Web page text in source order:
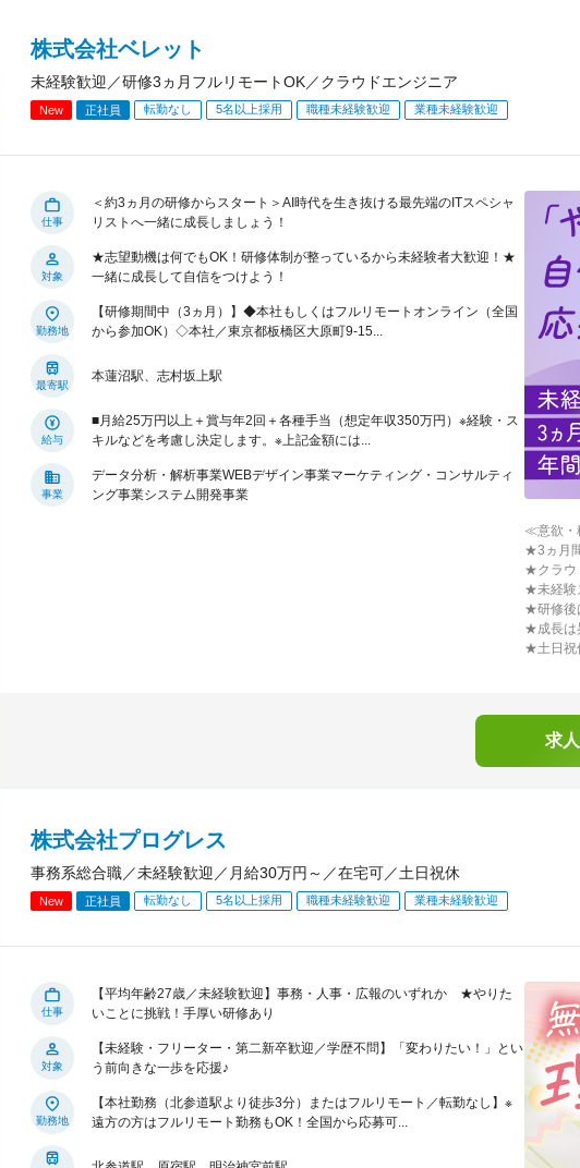
株式会社ベレット
未経験歓迎／研修3ヵ月フルリモートOK／クラウドエンジニア
New 正社員 転勤なし 5名以上採用 職種未経験歓迎 業種未経験歓迎
仕事
＜約3ヵ月の研修からスタート＞AI時代を生き抜ける最先端のITスペシャ
リストへ一緒に成長しましょう！
対象
★志望動機は何でもOK！研修体制が整っているから未経験者大歓迎！★
一緒に成長して自信をつけよう！
勤務地
【研修期間中（3ヵ月）】◆本社もしくはフルリモートオンライン（全国
から参加OK）◇本社／東京都板橋区大原町9-15...
最寄駅
本蓮沼駅、志村坂上駅
給与
■月給25万円以上＋賞与年2回＋各種手当（想定年収350万円）※経験・ス
キルなどを考慮し決定します。※上記金額には...
事業
データ分析・解析事業WEBデザイン事業マーケティング・コンサルティ
ング事業システム開発事業
≪意欲・
★3ヵ月
★クラウ
★未経験
★研修後
★成長は
★土日祝
求
株式会社プログレス
事務系総合職／未経験歓迎／月給30万円～／在宅可／土日祝休
New 正社員 転勤なし 5名以上採用 職種未経験歓迎 業種未経験歓迎
仕事
【平均年齢27歳／未経験歓迎】事務・人事・広報のいずれか ★やりた
いことに挑戦！手厚い研修あり
対象
【未経験・フリーター・第二新卒歓迎／学歴不問】「変わりたい！」とい
う前向きな一歩を応援♪
勤務地
【本社勤務（北参道駅より徒歩3分）またはフルリモート／転勤なし】※
遠方の方はフルリモート勤務もOK！全国から応募可...